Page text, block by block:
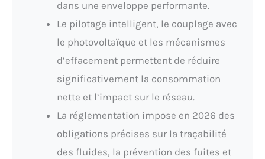
dans une enveloppe performante.
Le pilotage intelligent, le couplage avec
le photovoltaïque et les mécanismes
d’effacement permettent de réduire
significativement la consommation
nette et l’impact sur le réseau.
La réglementation impose en 2026 des
obligations précises sur la traçabilité
des fluides, la prévention des fuites et